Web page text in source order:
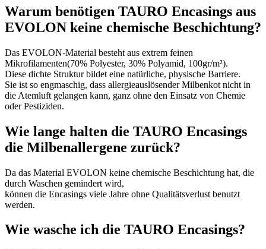
Warum benötigen TAURO Encasings aus
EVOLON keine chemische Beschichtung?
Das EVOLON-Material besteht aus extrem feinen
Mikrofilamenten(70% Polyester, 30% Polyamid, 100gr/m²).
Diese dichte Struktur bildet eine natürliche, physische Barriere.
Sie ist so engmaschig, dass allergieauslösender Milbenkot nicht in
die Atemluft gelangen kann, ganz ohne den Einsatz von Chemie
oder Pestiziden.
Wie lange halten die TAURO Encasings
die Milbenallergene zurück?
Da das Material EVOLON keine chemische Beschichtung hat, die
durch Waschen gemindert wird,
können die Encasings viele Jahre ohne Qualitätsverlust benutzt
werden.
Wie wasche ich die TAURO Encasings?